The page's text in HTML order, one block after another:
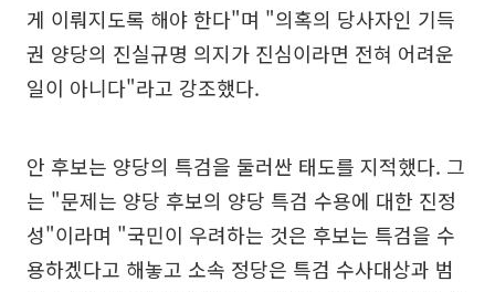
게 이뤄지도록 해야 한다"며 "의혹의 당사자인 기득
권 양당의 진실규명 의지가 진심이라면 전혀 어려운
일이 아니다"라고 강조했다.
안 후보는 양당의 특검을 둘러싼 태도를 지적했다. 그
는 "문제는 양당 후보의 양당 특검 수용에 대한 진정
성"이라며 "국민이 우려하는 것은 후보는 특검을 수
용하겠다고 해놓고 소속 정당은 특검 수사대상과 범